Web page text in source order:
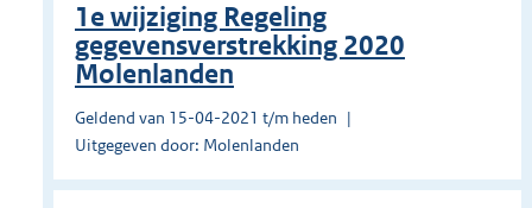
1e wijziging Regeling
gegevensverstrekking 2020
Molenlanden
Geldend van 15-04-2021 t/m heden
Uitgegeven door: Molenlanden